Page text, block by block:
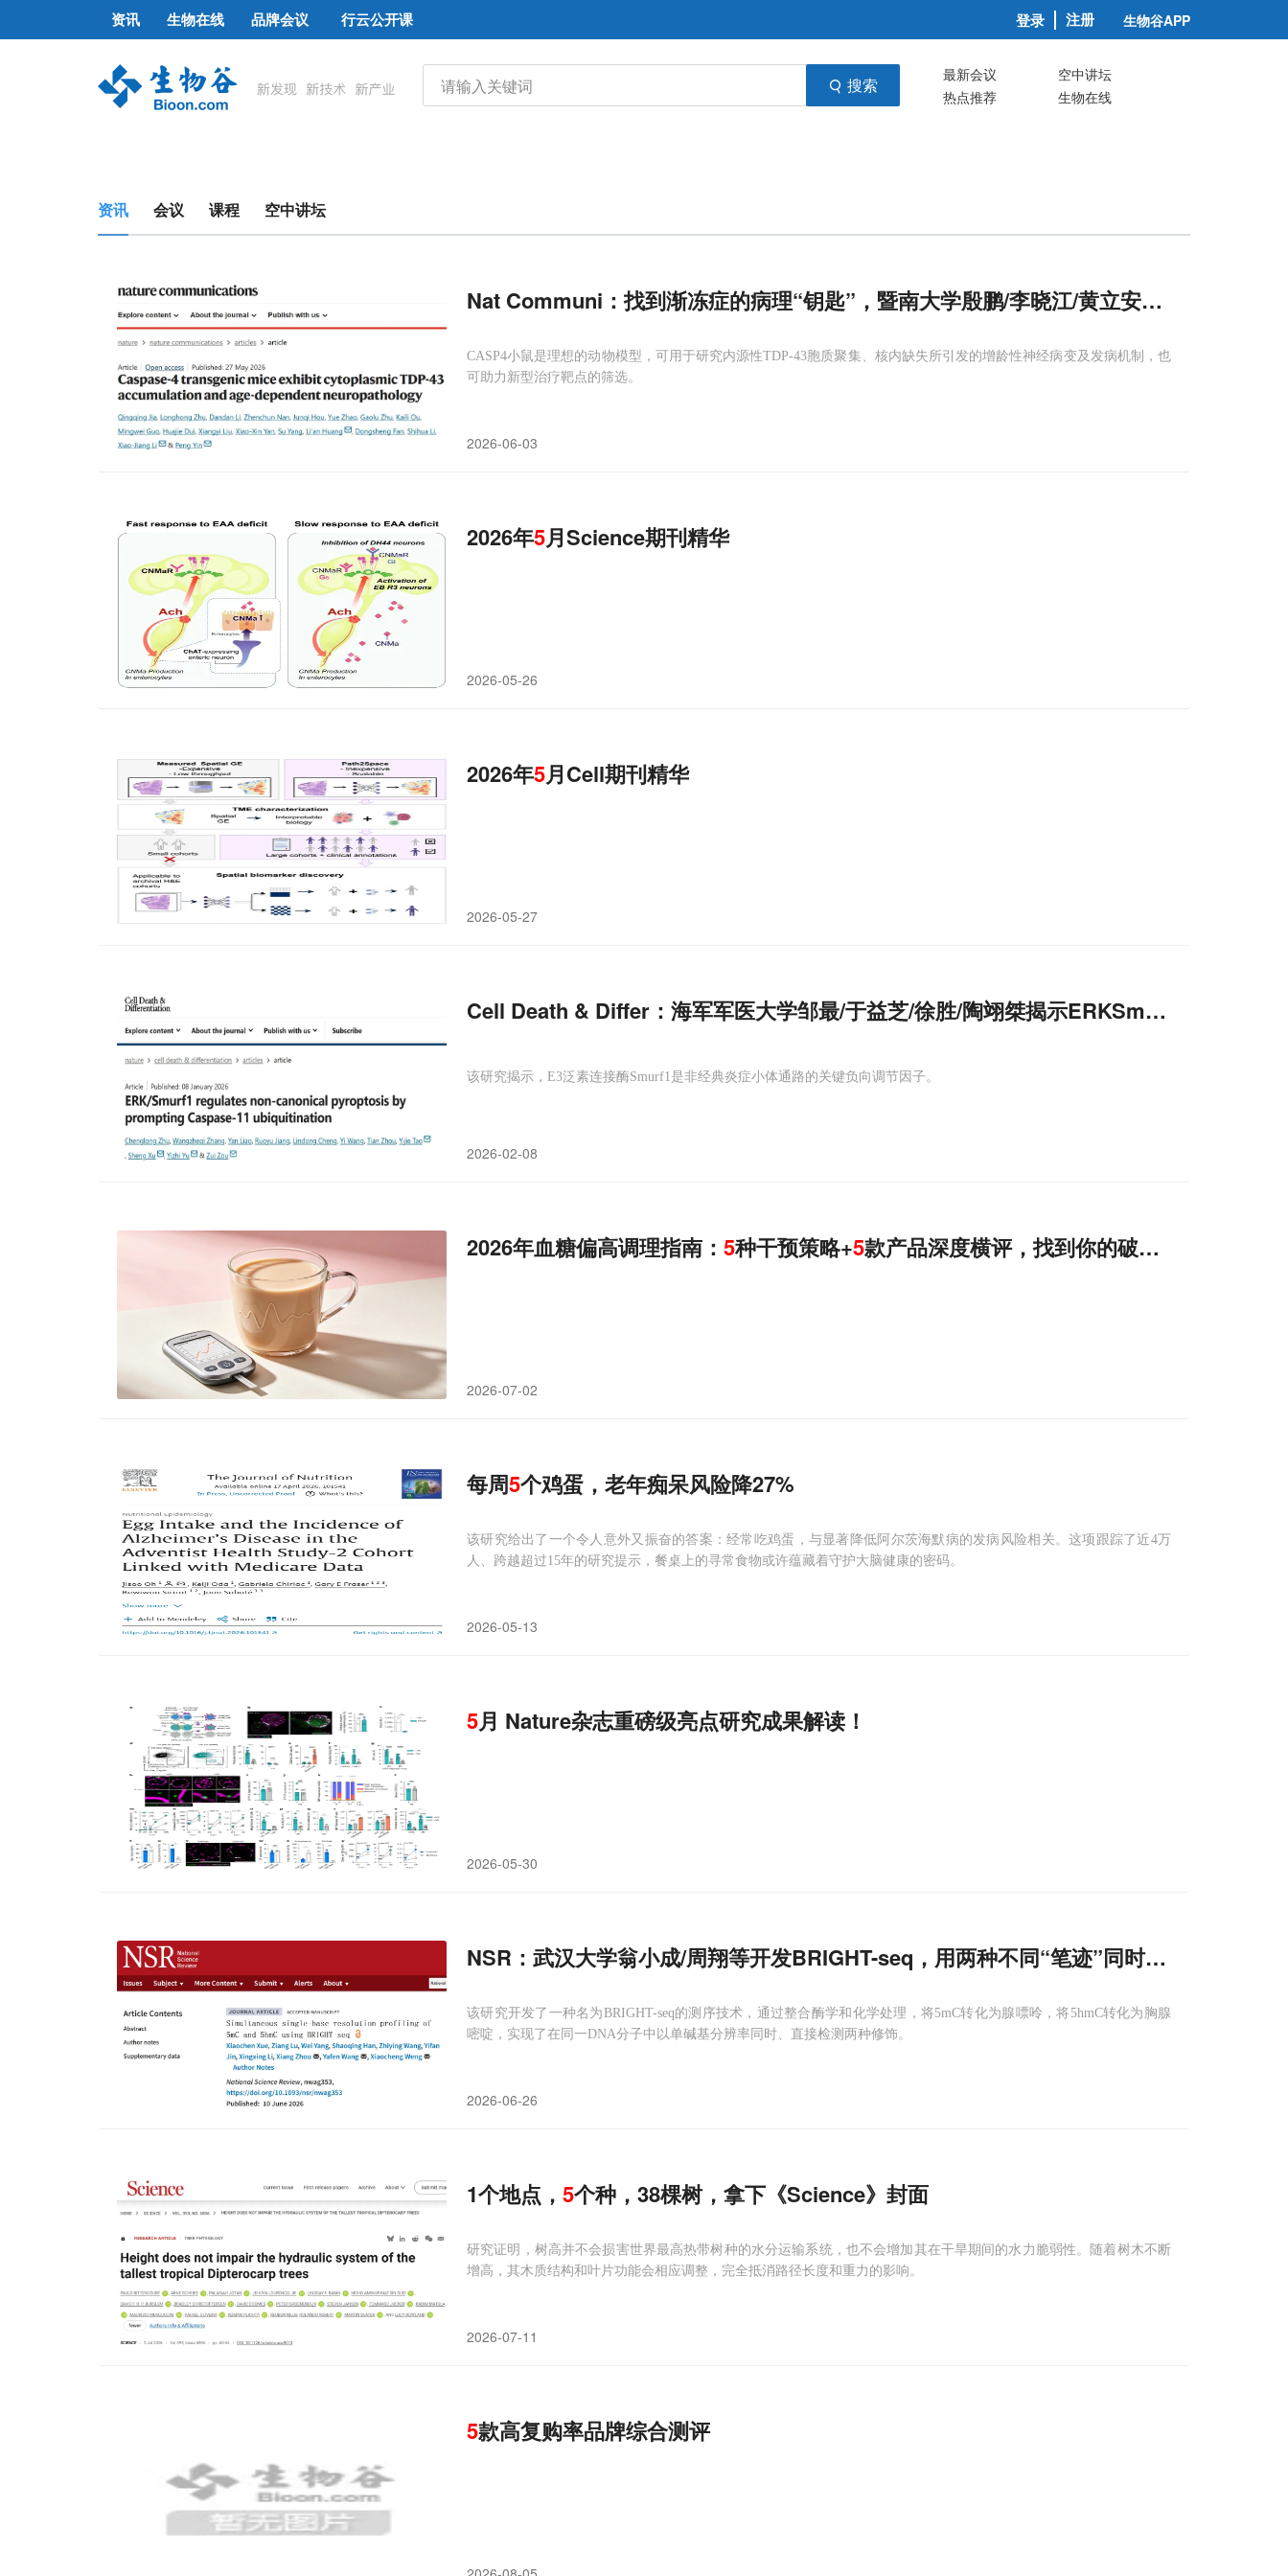
资讯 生物在线 品牌会议 行云公开课 登录 注册 生物谷APP
搜索 最新会议
空中讲坛
热点推荐
生物在线
资讯 会议 课程 空中讲坛
Nat Communi：找到渐冻症的病理“钥匙”，暨南大学殷鹏/李晓江/黄立安发现
CASP4小鼠是理想的动物模型，可用于研究内源性TDP-43胞质聚集、核内缺失所引发的增龄性神经病变及发病机制，也
可助力新型治疗靶点的筛选。
2026-06-03
2026年5月Science期刊精华
2026-05-26
2026年5月Cell期刊精华
2026-05-27
Cell Death & Differ：海军军医大学邹最/于益芝/徐胜/陶翊桀揭示ERKSmurf1通过促进
该研究揭示，E3泛素连接酶Smurf1是非经典炎症小体通路的关键负向调节因子。
2026-02-08
2026年血糖偏高调理指南： 5种干预策略+5款产品深度横评，找到你的破局点
2026-07-02
每周5个鸡蛋，老年痴呆风险降27%
该研究给出了一个令人意外又振奋的答案：经常吃鸡蛋，与显著降低阿尔茨海默病的发病风险相关。这项跟踪了近4万
人、跨越超过15年的研究提示，餐桌上的寻常食物或许蕴藏着守护大脑健康的密码。
2026-05-13
5月 Nature杂志重磅级亮点研究成果解读！
2026-05-30
NSR：武汉大学翁小成/周翔等开发BRIGHT-seq，用两种不同“笔迹”同时标记
该研究开发了一种名为BRIGHT-seq的测序技术，通过整合酶学和化学处理，将5mC转化为腺嘌呤，将5hmC转化为胸腺
嘧啶，实现了在同一DNA分子中以单碱基分辨率同时、直接检测两种修饰。
2026-06-26
1个地点， 5个种，38棵树，拿下《Science》封面
研究证明，树高并不会损害世界最高热带树种的水分运输系统，也不会增加其在干旱期间的水力脆弱性。随着树木不断
增高，其木质结构和叶片功能会相应调整，完全抵消路径长度和重力的影响。
2026-07-11
5款高复购率品牌综合测评